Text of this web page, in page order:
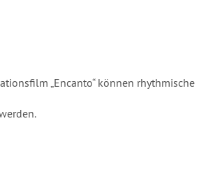
„Encanto“ können rhythmische